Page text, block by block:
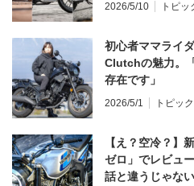
2026/5/10 トピッ
初心者ママライ
Clutchの魅力。
存在です」
2026/5/1 トピッ
【え？空冷？】
ゼロ」でレビュ
話と違うじゃな